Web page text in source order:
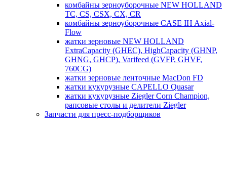
комбайны зерноуборочные NEW HOLLAND
TC, CS, CSX, CX, CR
комбайны зерноуборочные CASE IH Axial-
Flow
жатки зерновые NEW HOLLAND
ExtraCapacity (GHEC), HighCapacity (GHNP,
GHNG, GHCP), Varifeed (GVFP, GHVF,
760CG)
жатки зерновые ленточные MacDon FD
жатки кукурузные CAPELLO Quasar
жатки кукурузные Ziegler Corn Champion,
рапсовые столы и делители Ziegler
Запчасти для пресс-подборщиков